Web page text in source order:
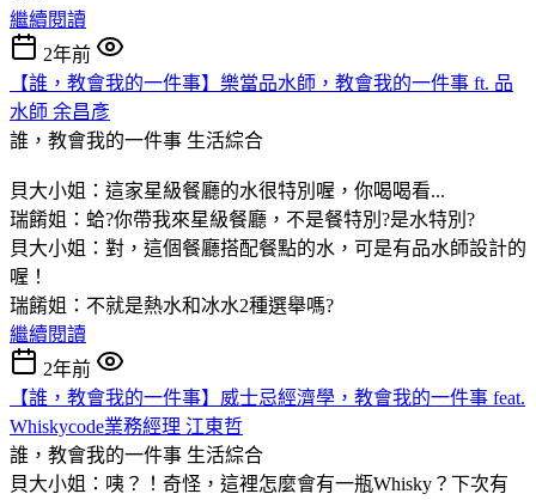
繼續閱讀
2年前
【誰，教會我的一件事】樂當品水師，教會我的一件事 ft. 品
水師 余昌彥
誰，教會我的一件事 生活綜合
貝大小姐：這家星級餐廳的水很特別喔，你喝喝看...
瑞餚姐：蛤?你帶我來星級餐廳，不是餐特別?是水特別?
貝大小姐：對，這個餐廳搭配餐點的水，可是有品水師設計的
喔！
瑞餚姐：不就是熱水和冰水2種選舉嗎?
繼續閱讀
2年前
【誰，教會我的一件事】威士忌經濟學，教會我的一件事 feat.
Whiskycode業務經理 江東哲
誰，教會我的一件事 生活綜合
貝大小姐：咦？！奇怪，這裡怎麼會有一瓶Whisky？下次有